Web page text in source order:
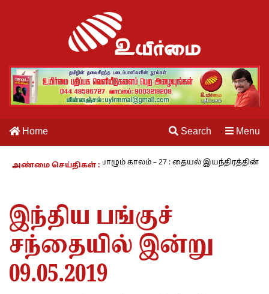
Home Search · Menu
அண்மை செய்திகள் :நாம் வாழும் காலம் – 27 : தையல் இயந்திரத்தின்
இந்திய பங்குச்
சந்தையில் இன்று
09.05.2019